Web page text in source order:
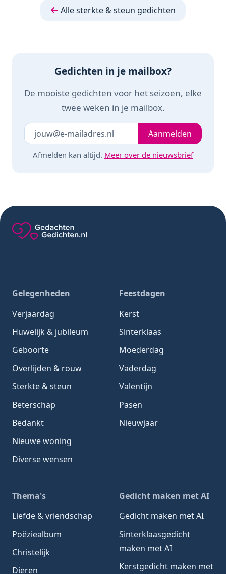
Alle sterkte & steun gedichten
Gedichten in je mailbox?
De mooiste gedichten voor het seizoen, elke
twee weken in je mailbox.
Laat dit veld leeg Je e-mailadresAanmelden
Afmelden kan altijd. Meer over de nieuwsbrief
Gelegenheden
Verjaardag
Huwelijk & jubileum
Geboorte
Overlijden & rouw
Sterkte & steun
Beterschap
Bedankt
Nieuwe woning
Diverse wensen
Feestdagen
Kerst
Sinterklaas
Moederdag
Vaderdag
Valentijn
Pasen
Nieuwjaar
Thema's
Liefde & vriendschap
Poëziealbum
Christelijk
Dieren
Gedicht maken met AI
Gedicht maken met AI
Sinterklaasgedicht
maken met AI
Kerstgedicht maken met